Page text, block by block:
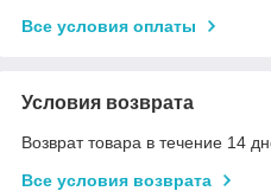
Все условия оплаты
Условия возврата
Возврат товара в течение 14
Все условия возврата